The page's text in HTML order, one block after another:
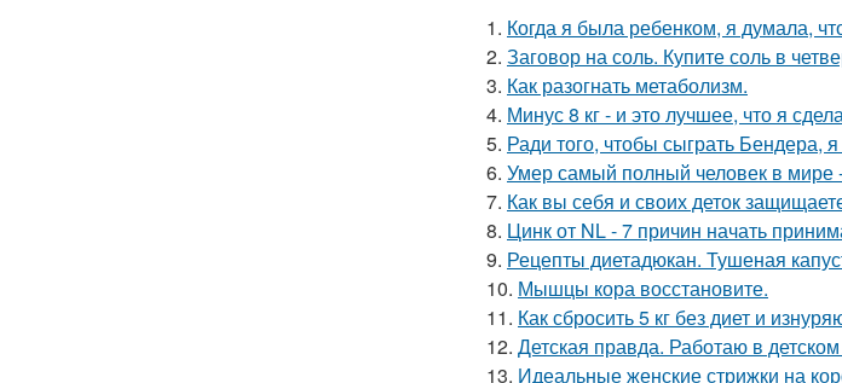
1. Когда я была ребенком, я думала,
2. Заговор на соль. Купите соль в
3. Как разогнать метаболизм.
4. Минус 8 кг - и это лучшее, что я
5. Ради того, чтобы сыграть Бендера,
6. Умер самый полный человек в
7. Как вы себя и своих деток
8. Цинк от NL - 7 причин начать
9. Рецепты диетадюкан. Тушеная
10. Мышцы кора восстановите.
11. Как сбросить 5 кг без диет и
12. Детская правда. Работаю в
13. Идеальные женские стрижки на